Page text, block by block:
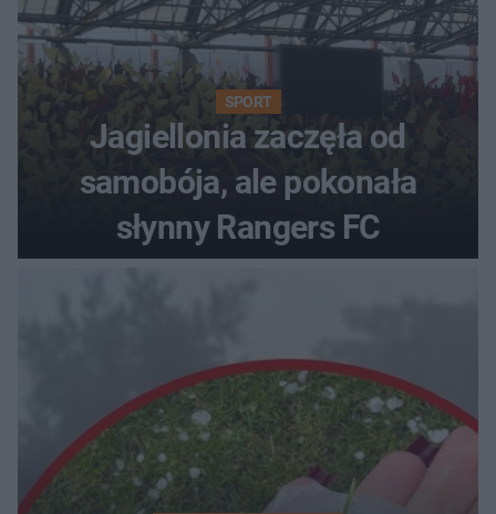
SPORT
Jagiellonia zaczęła od
samobója, ale pokonała
słynny Rangers FC